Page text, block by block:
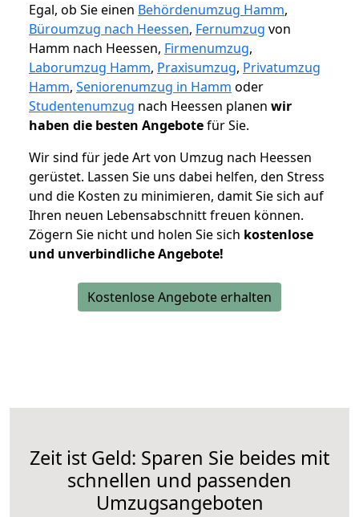
Egal, ob Sie einen Behördenumzug Hamm,
Büroumzug nach Heessen, Fernumzug von
Hamm nach Heessen, Firmenumzug,
Laborumzug Hamm, Praxisumzug, Privatumzug
Hamm, Seniorenumzug in Hamm oder
Studentenumzug nach Heessen planen wir
haben die besten Angebotefür Sie.
Wir sind für jede Art von Umzug nach Heessen
gerüstet. Lassen Sie uns dabei helfen, den Stress
und die Kosten zu minimieren, damit Sie sich auf
Ihren neuen Lebensabschnitt freuen können.
Zögern Sie nicht und holen Sie sich kostenlose
und unverbindliche Angebote!
Kostenlose Angebote erhalten
Zeit ist Geld: Sparen Sie beides mit
schnellen und passenden
Umzugsangeboten